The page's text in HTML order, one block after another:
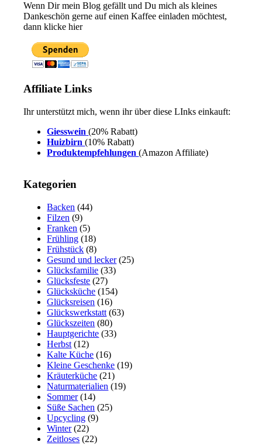
Wenn Dir mein Blog gefällt und Du mich als kleines
Dankeschön gerne auf einen Kaffee einladen möchtest,
dann klicke hier
Affiliate Links
Ihr unterstützt mich, wenn ihr über diese LInks einkauft:
Giesswein (20% Rabatt)
Huizbirn(10% Rabatt)
Produktempfehlungen(Amazon Affiliate)
Kategorien
Backen (44)
Filzen (9)
Franken (5)
Frühling (18)
Frühstück (8)
Gesund und lecker(25)
Glücksfamilie (33)
Glücksfeste (27)
Glücksküche (154)
Glücksreisen (16)
Glückswerkstatt (63)
Glückszeiten (80)
Hauptgerichte (33)
Herbst (12)
Kalte Küche (16)
Kleine Geschenke (19)
Kräuterküche (21)
Naturmaterialien (19)
Sommer(14)
Süße Sachen (25)
Upcycling (9)
Winter(22)
Zeitloses (22)